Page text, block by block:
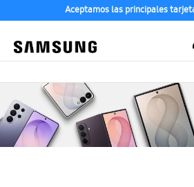
Aceptamos las principales